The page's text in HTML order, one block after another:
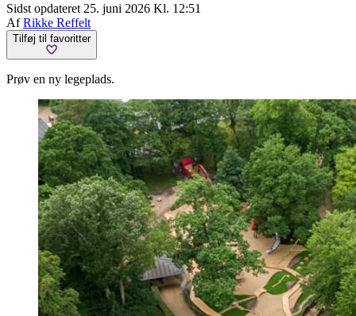
Sidst opdateret 25. juni 2026 Kl. 12:51
AfRikke Reffelt
Tilføj til favoritter
Prøv en ny legeplads.